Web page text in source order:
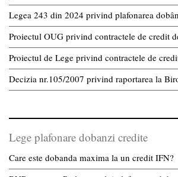
Legea 243 din 2024 privind plafonarea
Proiectul OUG privind contractele de credit
Proiectul de Lege privind contractele de
Decizia nr.105/2007 privind raportarea la
Lege plafonare dobanzi credite
Care este dobanda maxima la un credit IFN?